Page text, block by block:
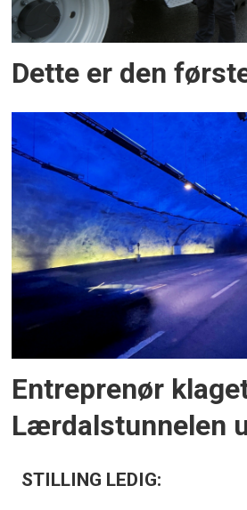
Dette er den
Entreprenør
Lærdalstunnelen
STILLING LEDIG: